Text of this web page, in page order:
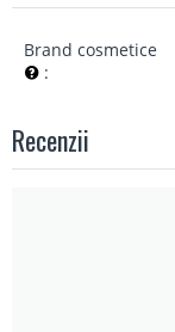
Brand cosmetice
:
Recenzii